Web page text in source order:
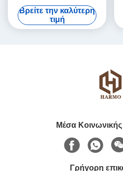
κινητήρα βουτύρου κακάο
35L
Βρείτε την καλύτερη
τιμή
Μέσα
Γρήγορη